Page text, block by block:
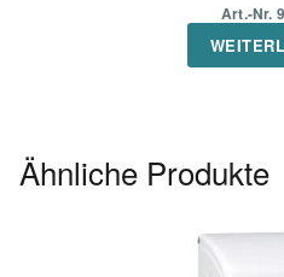
Art.-Nr.
Ähnliche Produkte